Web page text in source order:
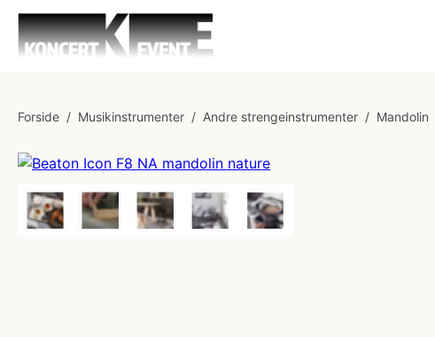
Forside / Musikinstrumenter / Andre strengeinstrumenter / Mandolin